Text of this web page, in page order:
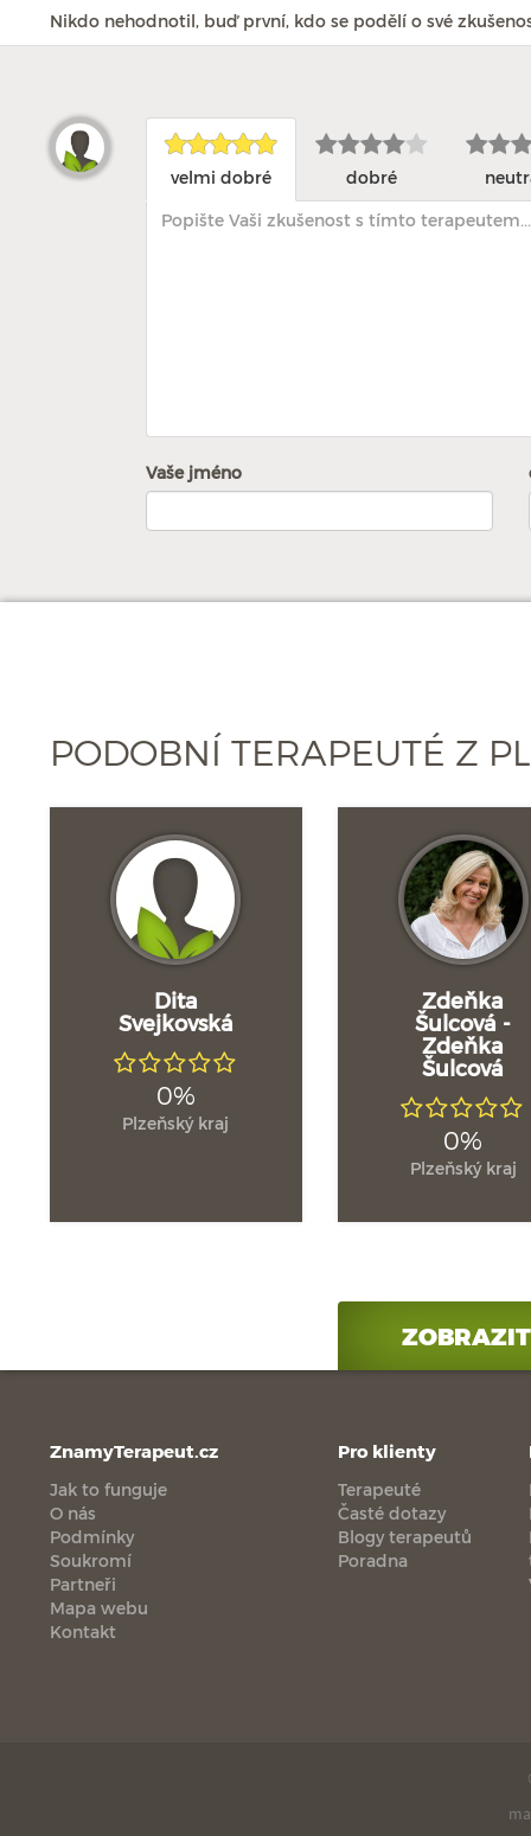
Nikdo nehodnotil, buď první, kdo se podělí o své
velmi dobré dobré
Vaše jméno
PODOBNÍ TERAPEUTÉ Z
Dita
Svejkovská
0%
Plzeňský kraj
Zdeňka
Šulcová -
Zdeňka
Šulcová
0%
Plzeňský kraj
ZnamyTerapeut.cz
Jak to funguje
O nás
Podmínky
Soukromí
Partneři
Mapa webu
Kontakt
Pro klienty
Terapeuté
Časté dotazy
Blogy terapeutů
Poradna